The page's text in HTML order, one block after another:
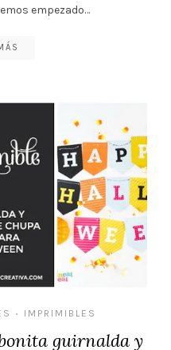
empezado…
• IMPRIMIBLES
guirnalda y